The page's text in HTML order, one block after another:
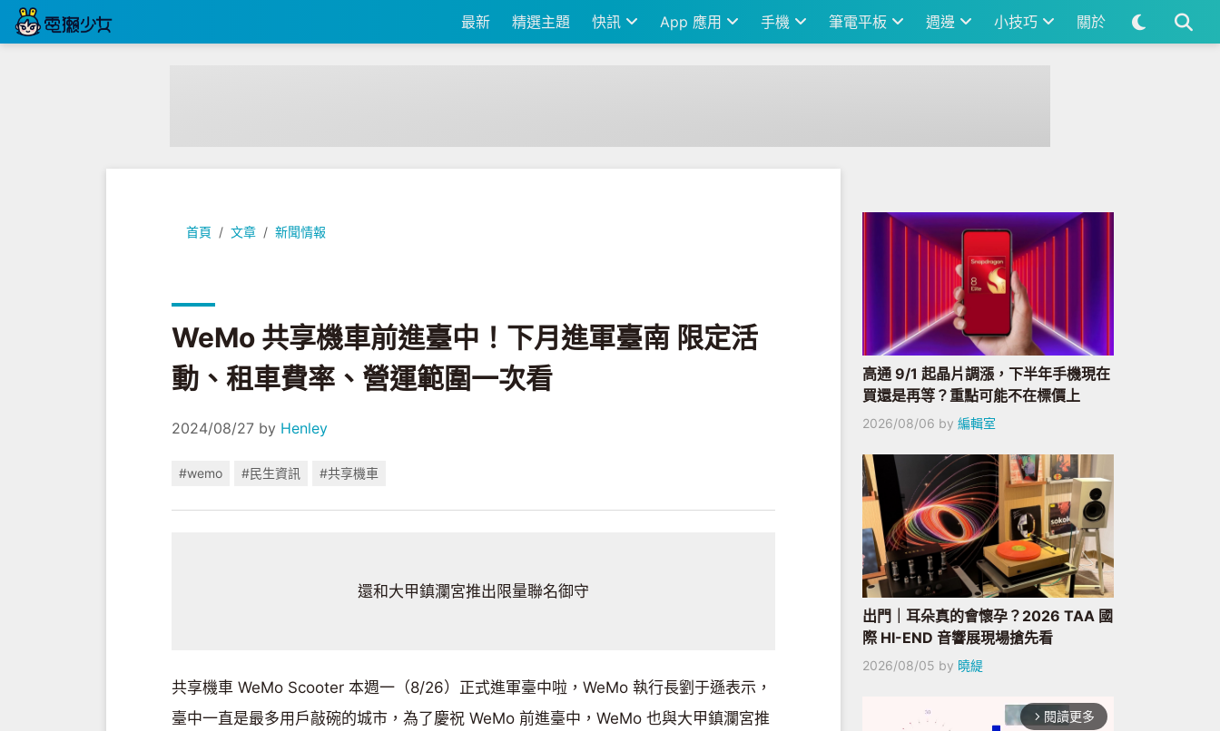
最新 精選主題 快訊 App 應用 手機 筆電平板 週邊 小技巧 關於
首頁 文章 新聞情報
WeMo 共享機車前進臺中！下月進軍臺南 限定活動、租車費率、營運範圍一次看
WeMo 共享機車前進臺中！下月進軍臺南 限定活
動、租車費率、營運範圍一次看
2024/08/27 by Henley
#wemo #民生資訊 #共享機車
還和大甲鎮瀾宮推出限量聯名御守
共享機車 WeMo Scooter 本週一（8/26）正式進軍臺中啦，WeMo 執行長劉于遜表示，
臺中一直是最多用戶敲碗的城市，為了慶祝 WeMo 前進臺中，WeMo 也與大甲鎮瀾宮推
高通 9/1 起晶片調漲，下半年手機現在
買還是再等？重點可能不在標價上
2026/08/06 by 編輯室
出門｜耳朵真的會懷孕？2026 TAA 國
際 HI-END 音響展現場搶先看
2026/08/05 by 曉緹
arrow_forward_ios 閱讀更多